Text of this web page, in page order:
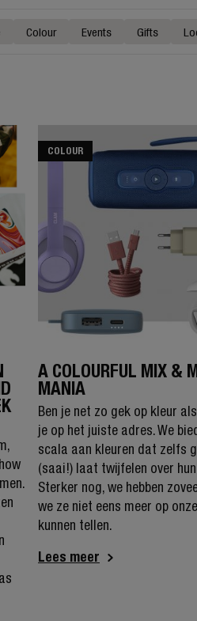
Colour Events Gifts
COLOUR
A COLOURFUL MIX &
MANIA
Ben je net zo gek op kleur
je op het juiste adres. We
scala aan kleuren dat zelfs
(saai!) laat twijfelen over
Sterker nog, we hebben
we ze niet eens meer op
kunnen tellen.
Lees meer